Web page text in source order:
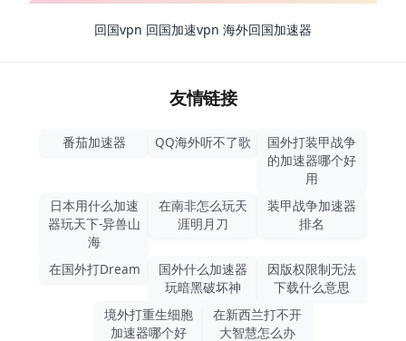
回国vpn 回国加速vpn 海外回国加速器
友情链接
番茄加速器 QQ海外听不了歌
国外打装甲战争
的加速器哪个好
用
日本用什么加速
器玩天下-异兽山
海
在南非怎么玩天
涯明月刀
装甲战争加速器
排名
在国外打Dream
国外什么加速器
玩暗黑破坏神
因版权限制无法
下载什么意思
境外打重生细胞
加速器哪个好
在新西兰打不开
大智慧怎么办